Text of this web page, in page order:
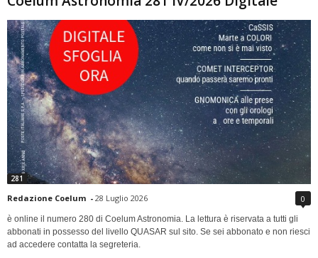
281
Redazione Coelum - 28 Luglio 2026 0
è online il numero 280 di Coelum Astronomia. La lettura è riservata a tutti gli
abbonati in possesso del livello QUASAR sul sito. Se sei abbonato e non riesci
ad accedere contatta la segreteria.